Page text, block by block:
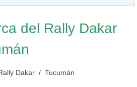
del Rally Dakar
Dakar Tucumán